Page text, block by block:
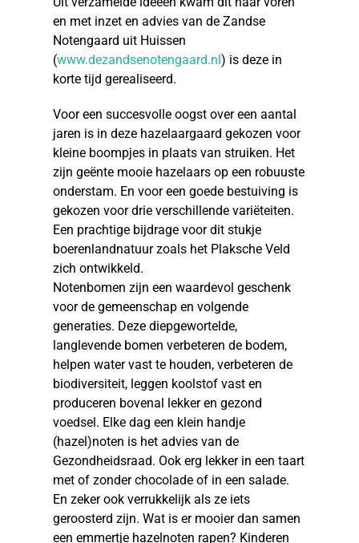
en met inzet en advies van de Zandse
Notengaard uit Huissen
(www.dezandsenotengaard.nl) is deze in
korte tijd gerealiseerd.
Voor een succesvolle oogst over een aantal
jaren is in deze hazelaargaard gekozen voor
kleine boompjes in plaats van struiken. Het
zijn geënte mooie hazelaars op een robuuste
onderstam. En voor een goede bestuiving is
gekozen voor drie verschillende variëteiten.
Een prachtige bijdrage voor dit stukje
boerenlandnatuur zoals het Plaksche Veld
zich ontwikkeld.
Notenbomen zijn een waardevol geschenk
voor de gemeenschap en volgende
generaties. Deze diepgewortelde,
langlevende bomen verbeteren de bodem,
helpen water vast te houden, verbeteren de
biodiversiteit, leggen koolstof vast en
produceren bovenal lekker en gezond
voedsel. Elke dag een klein handje
(hazel)noten is het advies van de
Gezondheidsraad. Ook erg lekker in een taart
met of zonder chocolade of in een salade.
En zeker ook verrukkelijk als ze iets
geroosterd zijn. Wat is er mooier dan samen
een emmertje hazelnoten rapen? Kinderen